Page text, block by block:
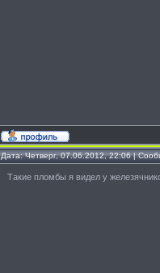
Дата: Четверг, 07.06.2012, 22:06 |
Такие пломбы я видел у